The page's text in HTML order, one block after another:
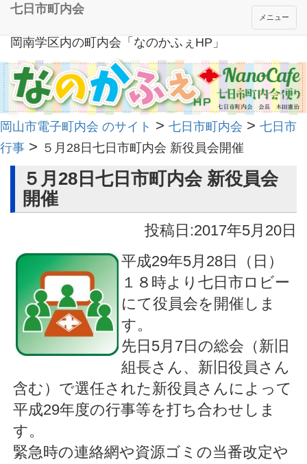
岡南学区内の町内会「なのかふぇHP」
メニュー
七日市町内会
岡山市電子町内会 のサイト > 七日市町内会 > 七日市
行事 > ５月28日七日市町内会 新役員会開催
５月28日七日市町内会 新役員会
開催
投稿日:2017年5月20日
平成29年5月28日（日）
１８時より七日市ロビー
にて役員会を開催しま
す。
先日5月7日の総会（新旧
組長さん、新旧役員さん
含む）で選任された新役員さんによって
平成29年度の行事等を打ち合わせしま
す。
緊急時の連絡網や資源ゴミの当番改定や